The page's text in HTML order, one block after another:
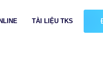
TÀI LIỆU TKS